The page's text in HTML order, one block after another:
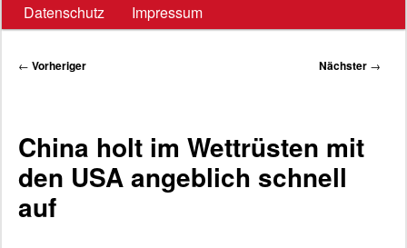
Datenschutz
Impressum
Beitragsnavigation
← Vorheriger Nächster →
China holt im Wettrüsten mit
den USA angeblich schnell
auf